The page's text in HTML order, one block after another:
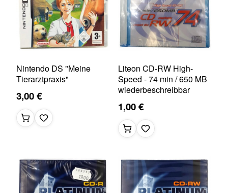
Nintendo DS "Meine
Tierarztpraxis"
3,00 €
Liteon CD-RW High-
Speed - 74 min / 650 MB
wiederbeschreibbar
1,00 €